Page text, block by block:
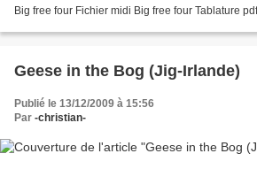
Big free four Fichier midi Big free four Tablature pdf
Geese in the Bog (Jig-Irlande)
Publié le 13/12/2009 à 15:56
Par -christian-